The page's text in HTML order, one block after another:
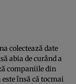
colectează date
abia de curând a
companiile din
însă că tocmai